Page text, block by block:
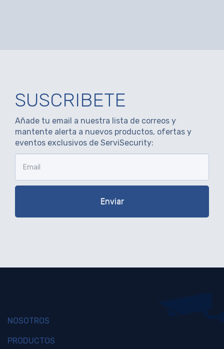
SUSCRIBETE
Añade tu email a nuestra lista de correos y
mantente alerta a nuevos productos, ofertas y
eventos exclusivos de ServiSecurity:
NOSOTROS
PRODUCTOS